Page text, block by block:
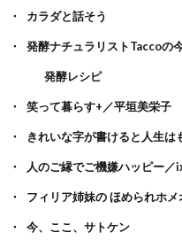
カラダと話そう
発酵ナチュラリストTaccoの
発酵レシピ
笑って暮らす+／平垣美栄子
きれいな字が書けると人生
人のご縁でご機嫌ハッピー／
フィリア姉妹の ほめられホメ
今、ここ、サトケン